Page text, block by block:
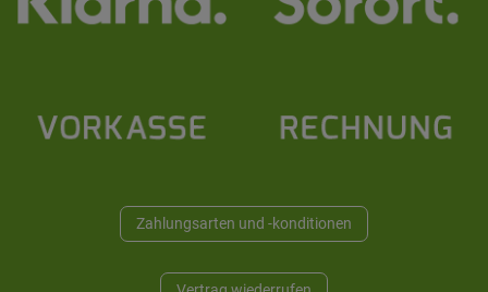
Zahlungsarten und -konditionen